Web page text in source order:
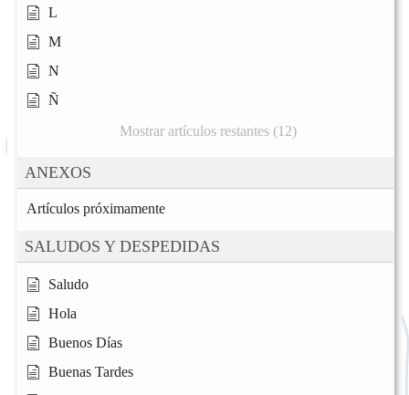
L
M
N
Ñ
Mostrar artículos restantes (12)
ANEXOS
Artículos próximamente
SALUDOS Y DESPEDIDAS
Saludo
Hola
Buenos Días
Buenas Tardes